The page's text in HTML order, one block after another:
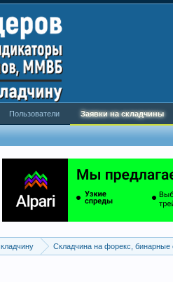
Складчина на форекс,
Пользователи Заявки на складчины